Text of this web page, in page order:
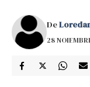
De
28